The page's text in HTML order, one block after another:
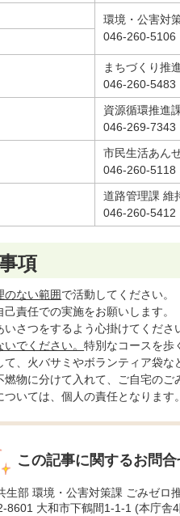
環境・公害対
046-260-5106
まちづくり推
046-260-5483
資源循環推進
046-269-7343
市民生活あん
046-260-5118
道路管理課 維
046-260-5412
項
のない範囲で活動してください。
責任での実施をお願いします。
さつをするよう心掛けてくださ
いでください。特別なコースを歩
、火バサミやボランティア袋
物に分けて入れて、ご自宅のご
いては、個人の責任となります。
この記事に関するお問
生部 環境・公害対策課 ごみゼロ
8601 大和市下鶴間1-1-1 (本庁舎